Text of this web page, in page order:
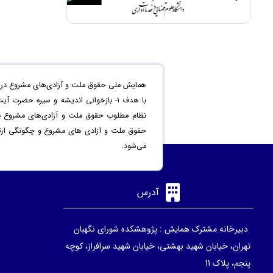
همایش ملی حقوق ملت و آزادی‌های مشروع در
حقوق ملت و آزادی های مشروع و چگونگی
می‌شود.
آدرس
دبیرخانه مشترک همایش : پژوهشکده شورای نگهبان
تهران، خیابان شهید بهشتی، خیابان شهید سرافراز، کوچه
پنجم، پلاک 11